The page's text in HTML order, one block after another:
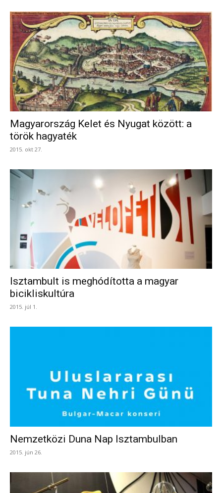
Magyarország Kelet és Nyugat között: a
török hagyaték
2015. okt 27.
Isztambult is meghódította a magyar
bicikliskultúra
2015. júl 1.
Nemzetközi Duna Nap Isztambulban
2015. jún 26.